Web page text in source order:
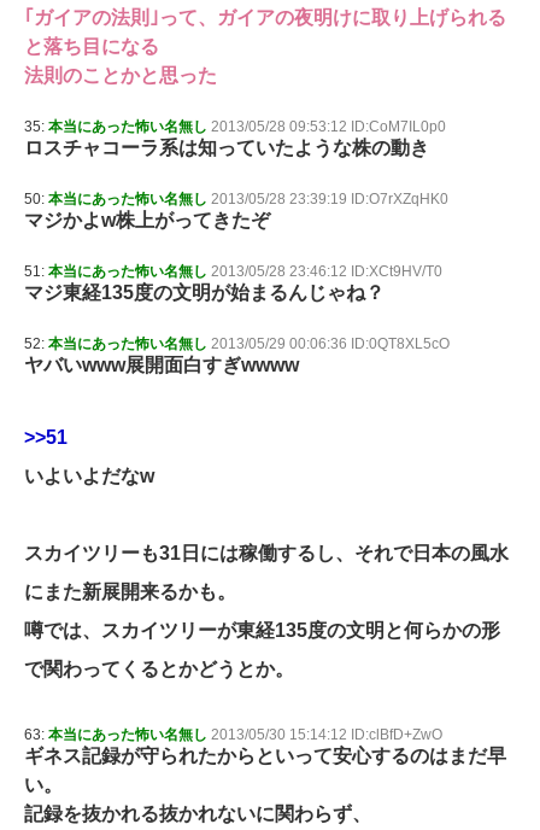
｢ガイアの法則｣って、ガイアの夜明けに取り上げられる
と落ち目になる
法則のことかと思った
35: 本当にあった怖い名無し 2013/05/28 09:53:12 ID:CoM7IL0p0
ロスチャコーラ系は知っていたような株の動き
50: 本当にあった怖い名無し 2013/05/28 23:39:19 ID:O7rXZqHK0
マジかよw株上がってきたぞ
51: 本当にあった怖い名無し 2013/05/28 23:46:12 ID:XCt9HV/T0
マジ東経135度の文明が始まるんじゃね？
52: 本当にあった怖い名無し 2013/05/29 00:06:36 ID:0QT8XL5cO
ヤバいwww展開面白すぎwwww
>>51
いよいよだなw
スカイツリーも31日には稼働するし、それで日本の風水
にまた新展開来るかも。
噂では、スカイツリーが東経135度の文明と何らかの形
で関わってくるとかどうとか。
63: 本当にあった怖い名無し 2013/05/30 15:14:12 ID:clBfD+ZwO
ギネス記録が守られたからといって安心するのはまだ早
い。
記録を抜かれる抜かれないに関わらず、